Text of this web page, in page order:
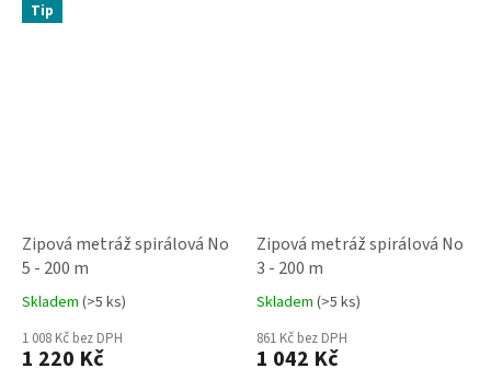
Tip
Zipová metráž spirálová No
5 - 200 m
Průměrné
hodnocení
produktu
Skladem (>5 ks)
1 008 Kč bez DPH
1 220 Kč
Zipová metráž spirálová No
3 - 200 m
Průměrné
hodnocení
produktu
Skladem (>5 ks)
861 Kč bez DPH
1 042 Kč